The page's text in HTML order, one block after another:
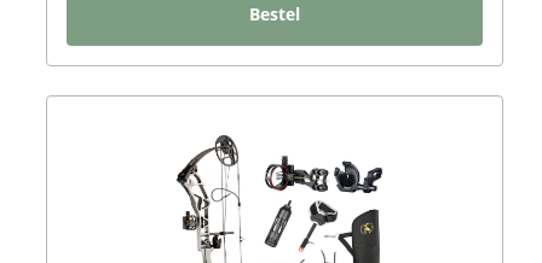
Bestel